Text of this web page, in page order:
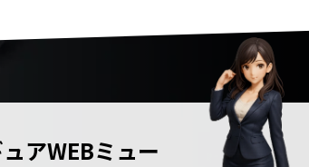
アWEBミュー